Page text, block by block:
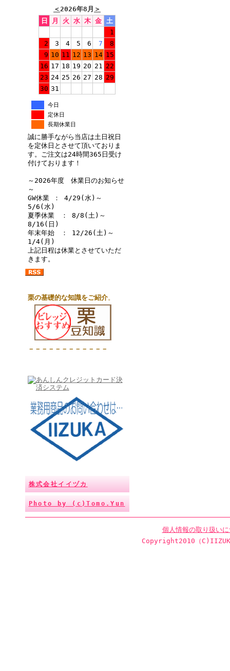
＜2026年8月 ＞
日
月 火 水 木 金 土
1
2
3 4 5 6 7
8
9 10 11 12 13 14 15
16 17 18 19 20 21 22
23 24 25 26 27 28 29
30 31
今日
定休日
長期休業日
誠に勝手ながら当店は土日祝日
を定休日とさせて頂いておりま
す。ご注文は24時間365日受け
付けております！
～2026年度 休業日のお知らせ
～
GW休業 ： 4/29(水)～
5/6(水)
夏季休業 ： 8/8(土)～
8/16(日)
年末年始 ： 12/26(土)～
1/4(月)
上記日程は休業とさせていただ
きます。
栗の基礎的な知識をご紹介。
－－－－－－－－－－－－
株式会社イイヅカ
Photo by (c)Tomo.Yun
個人情報の取り扱い
Copyright2010（